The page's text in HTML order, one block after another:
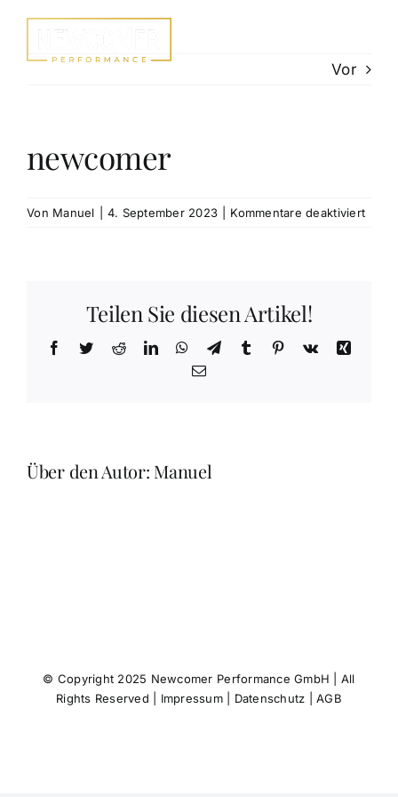
springen
Vor
newcomer
Von Manuel 4. September 2023 Kommentare deaktiviertfür
Teilen Sie diesen Artikel!
Facebook
TwitterRedditLinkedInWhatsApp
TelegramTumblr Pinterest
Vk
Xing
E-
Über den Autor: Manuel
© Copyright 2025 Newcomer Performance GmbH | All
Rights Reserved | Impressum| Datenschutz |AGB